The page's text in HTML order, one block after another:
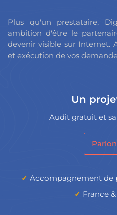
Plus qu'un prestataire,
ambition d'être le
devenir visible sur Internet.
et exécution de vos
Un
Audit gratuit et
Accompagnement de
France